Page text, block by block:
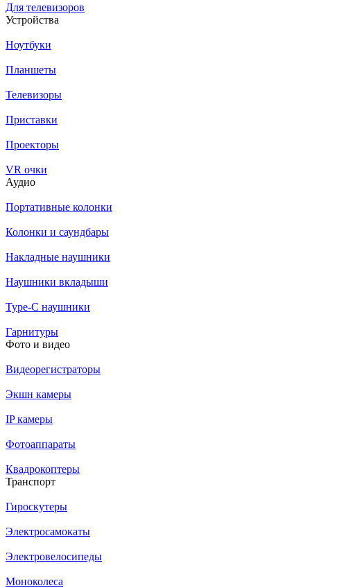
Для телевизоров
Устройства
Ноутбуки
Планшеты
Телевизоры
Приставки
Проекторы
VR очки
Аудио
Портативные колонки
Колонки и саундбары
Накладные наушники
Наушники вкладыши
Type-C наушники
Гарнитуры
Фото и видео
Видеорегистраторы
Экшн камеры
IP камеры
Фотоаппараты
Квадрокоптеры
Транспорт
Гироскутеры
Электросамокаты
Электровелосипеды
Моноколеса